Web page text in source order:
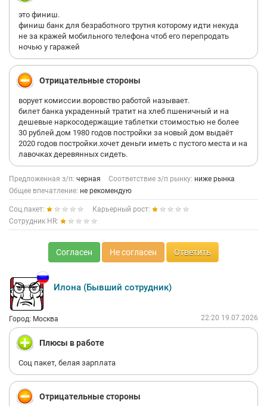
это финиш.
финиш банк для безработного трутня которому идти некуда
не за кражей мобильного телефона чтоб его перепродать
ночью у гаражей
Отрицательные стороны
ворует комиссии.воровство работой называет.
билет банка украденный тратит на хлеб пшеничный и на
дешевые наркосодержащие таблетки стоимостью не более
30 рублей.дом 1980 годов постройки за новый дом выдаёт
2020 годов постройки.хочет деньги иметь с пустого места и на
лавочках деревянных сидеть.
Предложенная з/п: черная Соответствие з/п рынку: ниже рынка
Общее впечатление: не рекомендую
Соц.пакет:
Карьерный рост:
Сотрудник HR:
Согласен Не согласен Ответить
Илона (Бывший сотрудник)
Город: Москва 22:20 19.07.2026
Плюсы в работе
Соц пакет, белая зарплата
Отрицательные стороны